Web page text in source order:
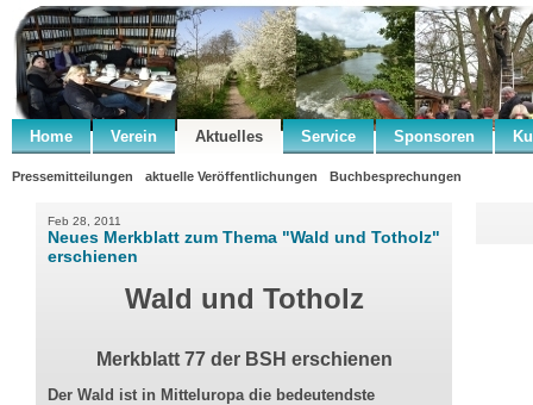
Home Verein Aktuelles Service Sponsoren
Pressemitteilungen aktuelle Veröffentlichungen Buchbesprechungen
Feb 28, 2011
Neues Merkblatt zum Thema "Wald und Totholz"
erschienen
Wald und Totholz
Merkblatt 77 der BSH erschienen
Der Wald ist in Mitteluropa die bedeutendste